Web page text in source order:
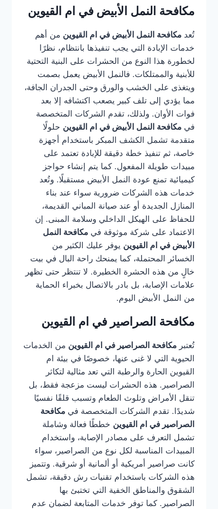
مكافحة النمل الأبيض في ام القيوين
تُعد مكافحة النمل الأبيض في ام القيوين من أهم
خدمات الإبادة التي يجب تنفيذها بانتظام، نظرًا
لخطورة هذا النوع من الحشرات على البنية التحتية
للأبنية والممتلكات. فالنمل الأبيض يعمل بصمت
ويتغذى على الخشب والورق وحتى الجدران الجافة،
مما يؤدي إلى تلف كبير يصعب اكتشافه إلا بعد
فوات الأوان. ولذلك، تقدم الشركات المتخصصة
في مكافحة النمل الأبيض في ام القيوين حلولًا
متقدمة تشمل الكشف المبكر باستخدام أجهزة
خاصة، ثم تنفيذ خطة دقيقة للإبادة تعتمد على
مبيدات طويلة المفعول. كما يتم إنشاء حواجز
كيميائية تمنع عودة النمل الأبيض مستقبلًا. وتُعد
خدمات هذه الشركات ضرورية سواء عند بناء
المنازل الجديدة أو عند صيانة المباني القديمة،
للحفاظ على الهيكل الداخلي وسلامة المبنى. إن
الاعتماد على شركة موثوقة في مكافحة النمل
الأبيض في ام القيوين يوفر عليك الكثير من
الخسائر المحتملة، كما يمنحك راحة البال في بيت
خالٍ من هذه الحشرة الخطيرة. لا تنتظر حتى تظهر
علامات الإصابة، بل بادر بالاتصال بخبراء الحماية
من النمل الأبيض اليوم.
مكافحة الصراصير في ام القيوين
تُعتبر مكافحة الصراصير في ام القيوين من الخدمات
الحيوية التي لا غنى عنها، خصوصًا في بيئة ام
القيوين الحارة والرطبة التي تعد مثالية لتكاثر
الصراصير. هذه الحشرات ليست مزعجة فقط، بل
تنقل الأمراض وتلوث الطعام وتسبب قلقًا نفسيًا
شديدًا. تقدم الشركات المتخصصة في مكافحة
الصراصير في ام القيوين خططًا فعالة وشاملة
تشمل التعرف على مصادر الإصابة، واستخدام
المبيدات المناسبة لكل نوع من الصراصير، سواء
كانت صراصير أمريكية أو ألمانية أو شرقية. وتتميز
هذه الشركات باستخدام تقنيات رش دقيقة، تشمل
الشقوق والمناطق الخفية التي تختبئ بها
الصراصير. كما توفر خدمات المتابعة لضمان عدم